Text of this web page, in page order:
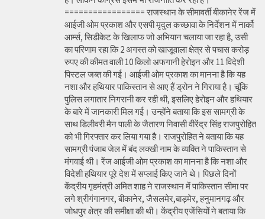
================= राजस्थान के सीमावर्ती बीकानेर रेंज में
आईजी ओम प्रकाश और एसपी मृदुल कच्छावा के निर्देशन में नार्को
आर्म्स, सिडीकेट के खिलाफ जो अभियान चलाया जा रहा है, उसी
का परिणाम रहा कि 2 अगस्त को खाजूवाला क्षेत्र से पचास करोड़
रुपए की कीमत वाली 10 किलो अफगानी हेरोइन और 11 विदेशी
पिस्टल जब्त की गई। आईजी ओम प्रकाश का मानना है कि यह
नशा और हथियार पाकिस्तान से आए हैं ड्रोन ने गिराया है। चूंकि
पुलिस लगातार निगरानी कर रही थी, इसलिए हेरोइन और हथियार
के बारे में जानकारी मिल गई। उन्होंने बताया कि इस सामग्री के
साथ डिलीवरी मैन पाली के जैतारण निवासी वीरेंद्र सिंह राजपुरोहित
को भी गिरफ्तार कर लिया गया है। राजपुरोहित ने बताया कि यह
सामग्री पंजाब जेल में बंद लक्खी नाम के व्यक्ति ने पाकिस्तान से
मंगवाई थी। रेंज आईजी ओम प्रकाश का मानना है कि नशा और
विदेशी हथियार पूरे देश में सप्लाई किए जाने थे। पिछले दिनों
केंद्रीय गृहमंत्री अमित शाह ने राजस्थान में पाकिस्तान सीमा पर
लगे श्रीगंगानगर, बीकानेर, जैसलमेर,बाड़मेर, हनुमानगढ़ और
जोधपुर क्षेत्र की समीक्षा की थी। केंद्रीय एजेंसियों ने बताया कि